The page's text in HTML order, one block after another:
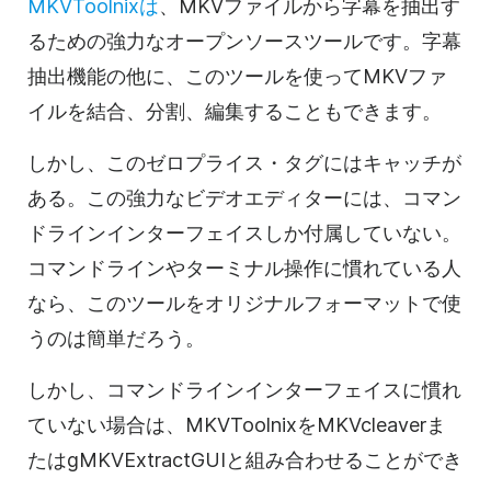
MKVToolnixは、MKVファイルから字幕を抽出す
るための強力なオープンソースツールです。字幕
抽出機能の他に、このツールを使ってMKVファ
イルを結合、分割、編集することもできます。
しかし、このゼロプライス・タグにはキャッチが
ある。この強力なビデオエディターには、コマン
ドラインインターフェイスしか付属していない。
コマンドラインやターミナル操作に慣れている人
なら、このツールをオリジナルフォーマットで使
うのは簡単だろう。
しかし、コマンドラインインターフェイスに慣れ
ていない場合は、MKVToolnixをMKVcleaverま
たはgMKVExtractGUIと組み合わせることができ